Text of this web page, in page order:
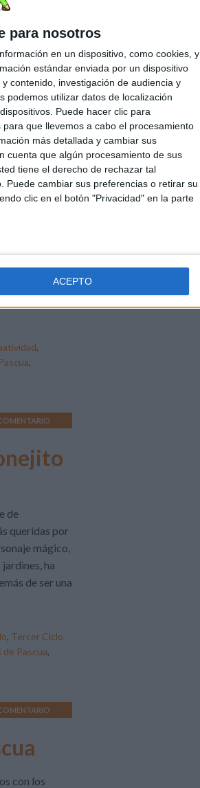
para nosotros
en un dispositivo, como cookies, y
estándar enviada por un dispositivo
contenido, investigación de audiencia y
podemos utilizar datos de localización
Puede hacer clic para
que llevemos a cabo el procesamiento
más detallada y cambiar sus
cuenta que algún procesamiento de sus
tiene el derecho de rechazar tal
Puede cambiar sus preferencias o retirar su
clic en el botón "Privacidad" en la parte
ACEPTO
,creatividad,
Infantil
colores
los niños
del
,
,
de
queridas por
mágico,
ha
de ser una
, Tercer Ciclo
de Pascua,
con los